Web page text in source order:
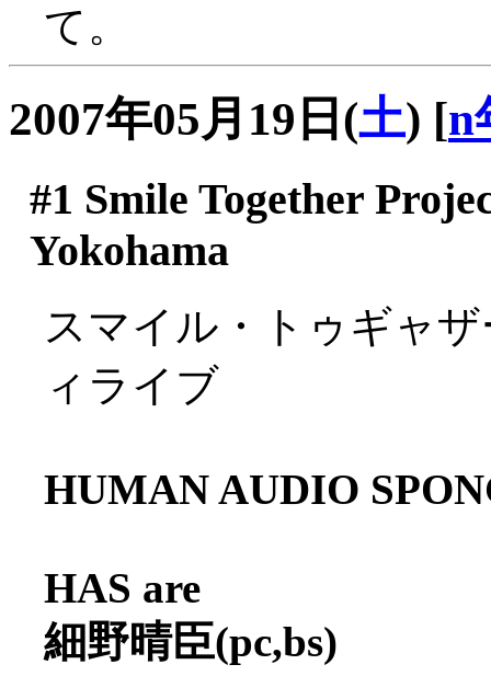
て。
2007年05月19日(土) [n
#1 Smile Together
Yokohama
スマイル・トゥギャ
ィライブ
HUMAN AUDIO
HAS are
細野晴臣(pc,bs)